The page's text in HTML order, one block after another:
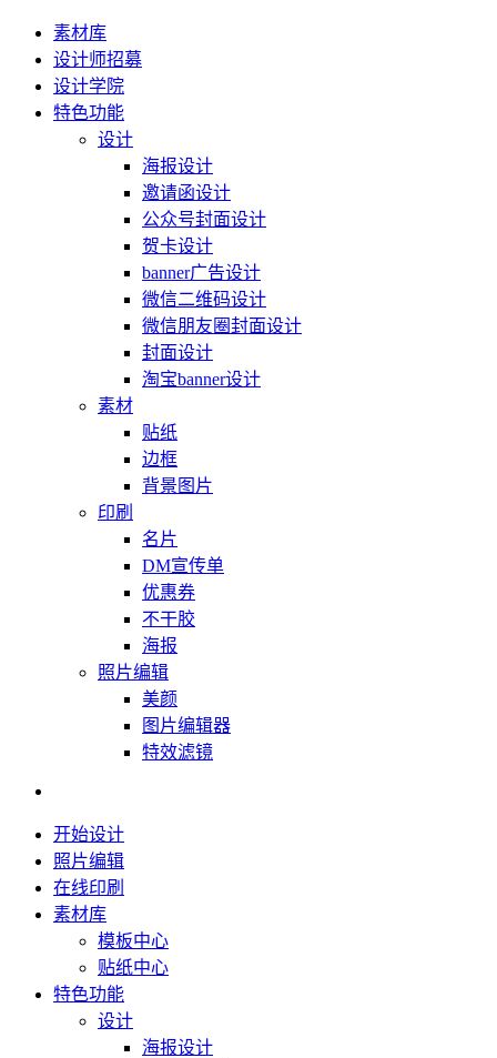
素材库
设计师招募
设计学院
特色功能
设计
海报设计
邀请函设计
公众号封面设计
贺卡设计
banner广告设计
微信二维码设计
微信朋友圈封面设计
封面设计
淘宝banner设计
素材
贴纸
边框
背景图片
印刷
名片
DM宣传单
优惠券
不干胶
海报
照片编辑
美颜
图片编辑器
特效滤镜
开始设计
照片编辑
在线印刷
素材库
模板中心
贴纸中心
特色功能
设计
海报设计